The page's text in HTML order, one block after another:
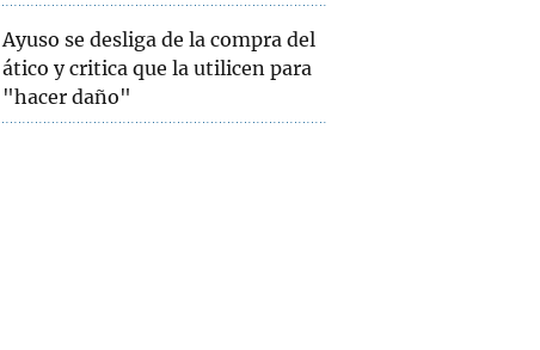
Ayuso se desliga de la compra del
ático y critica que la utilicen para
"hacer daño"